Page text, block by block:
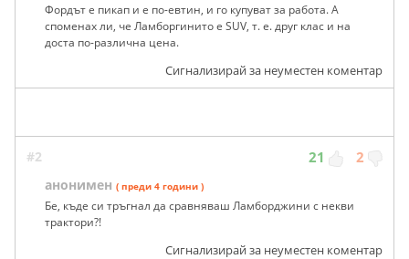
Фордът е пикап и е по-евтин, и го купуват за работа. А
споменах ли, че Ламборгинито е SUV, т. е. друг клас и на
доста по-различна цена.
Сигнализирай за неуместен коментар
#2 21 2
анонимен ( преди 4 години )
Бе, къде си тръгнал да сравняваш Ламборджини с некви
трактори?!
Сигнализирай за неуместен коментар